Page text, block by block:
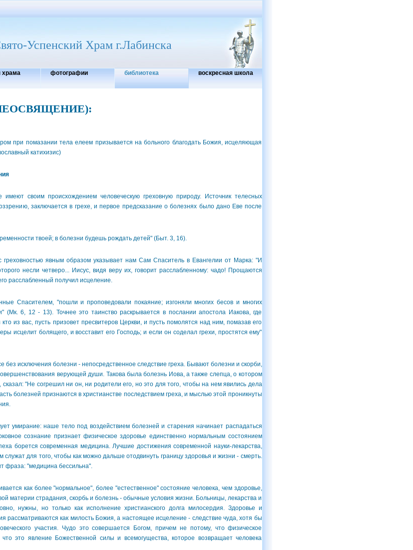
Успенский Храм г.Лабинска
храма фотографии библиотека воскресная школа
:
при помазании тела елеем призывается на больного благодать Божия, исцеляющая
катихизис)
своим происхождением человеческую греховную природу. Источник телесных
заключается в грехе, и первое предсказание о болезнях было дано Еве после
твоей; в болезни будешь рождать детей" (Быт. 3, 16).
явным образом указывает нам Сам Спаситель в Евангелии от Марка: "И
несли четверо... Иисус, видя веру их, говорит расслабленному: чадо! Прощаются
расслабленный получил исцеление.
Спасителем, "пошли и проповедовали покаяние; изгоняли многих бесов и многих
(Мк. 6, 12 - 13). Точнее это таинство раскрывается в послании апостола Иакова, где
из вас, пусть призовет пресвитеров Церкви, и пусть помолятся над ним, помазав его
исцелит болящего, и восставит его Господь; и если он соделал грехи, простятся ему"
без исключения болезни - непосредственное следствие греха. Бывают болезни и скорби,
верующей души. Такова была болезнь Иова, а также слепца, о котором
"Не согрешил ни он, ни родители его, но это для того, чтобы на нем явились дела
болезней признаются в христианстве последствием греха, и мыслью этой проникнуты
умирание: наше тело под воздействием болезней и старения начинает распадаться
сознание признает физическое здоровье единственно нормальным состоянием
борется современная медицина. Лучшие достижения современной науки-лекарства,
для того, чтобы как можно дальше отодвинуть границу здоровья и жизни - смерть.
фраза: "медицина бессильна".
как более "нормальное", более "естественное" состояние человека, чем здоровье,
материи страдания, скорбь и болезнь - обычные условия жизни. Больницы, лекарства и
нужны, но только как исполнение христианского долга милосердия. Здоровье и
рассматриваются как милость Божия, а настоящее исцеление - следствие чуда, хотя бы
участия. Чудо это совершается Богом, причем не потому, что физическое
это явление Божественной силы и всемогущества, которое возвращает человека